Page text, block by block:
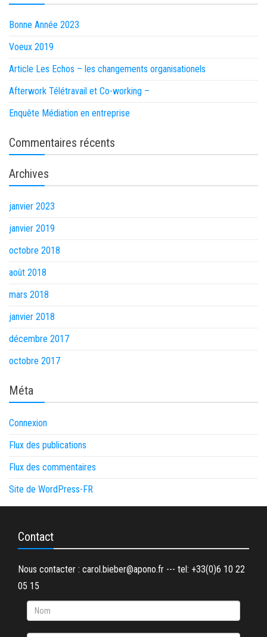
Bonne Année 2023
Voeux 2019
Article Les Echos – les changements organisationels
Afterwork Télétravail et Co-working –
Enquête Médiation en entreprise
Commentaires récents
Archives
janvier 2023
janvier 2019
octobre 2018
août 2018
mars 2018
janvier 2018
décembre 2017
octobre 2017
Méta
Connexion
Flux des publications
Flux des commentaires
Site de WordPress-FR
Contact
Nous contacter : carol.bieber@apono.fr --- tel: +33(0)6 10 22
05 15